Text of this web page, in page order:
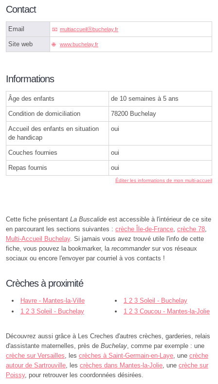
Contact
Email multiaccueilⓐbuchelay.fr
Site web www.buchelay.fr
Informations
Âge des enfants de 10 semaines à 5 ans
Condition de domiciliation 78200 Buchelay
Accueil des enfants en situation
de handicap
oui
Couches fournies oui
Repas fournis oui
Éditer les informations de mon multi-accueil
Cette fiche présentant La Buscalide est accessible à l'intérieur de ce site
en parcourant les sections suivantes : crèche Île-de-France crèche 78
Multi-Accueil Buchelay. Si jamais vous avez trouvé utile l'info de cette
fiche, vous pouvez la bookmarker, la recommandersur vos réseaux
sociaux ou encore l'envoyer par courriel à vos contacts !
Crèches à proximité
Havre - Mantes-la-Ville
1 2 3 Soleil - Buchelay
1 2 3 Soleil - Buchelay
1 2 3 Coucou - Mantes-la-Jolie
Découvrez aussi grâce à Les Creches d'autres crèches, garderies, relais
d'assistante maternelles, près de Buchelay , comme par exemple : une
crèche sur Versailles , les crèches à Saint-Germain-en-Laye , une crèche
autour de Sartrouville , les crèches dans Mantes-la-Jolie , une crèche sur
Poissy, pour retrouver les coordonnées désirées.